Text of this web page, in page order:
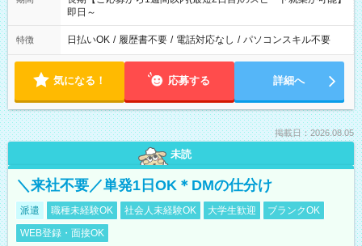
即日～
特徴 日払いOK / 履歴書不要 / 電話対応なし / パソコンスキル不要
気になる！ 応募する 詳細へ
掲載日：2026.08.05
未読
＼来社不要／単発1日OK＊DMの仕分け
派遣 職種未経験OK 社会人未経験OK 大学生歓迎
ブランクOK
WEB登録・面接OK